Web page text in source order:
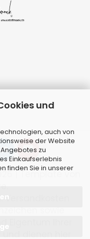
und
auch von
der Website
zu
Einkaufserlebnis
finden Sie in unserer
| Template von
Versandkosten
Eigentum Ihrer